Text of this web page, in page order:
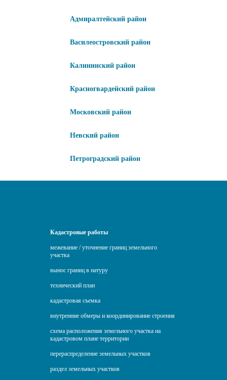
Адмиралтейский район
Василеостровский район
Калининский район
Красногвардейский район
Московский район
Невский район
Петроградский район
Кадастровые работы
межевание / уточнение границ земельного
участка
вынос границ в натуру
технический план
кадастровая съемка
внутренние обмеры и координирование строения
схема расположения земельного участка на
кадастровом плане территории
перераспределение земельных участков
раздел земельных участков